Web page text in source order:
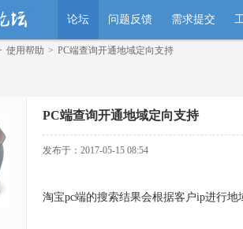
论坛 问题反馈 需求提交
使用帮助 > PC端查询开通地域定向支持
PC端查询开通地域定向支持
发布于：2017-05-15 08:54
淘宝pc端的搜索结果会根据客户ip进行